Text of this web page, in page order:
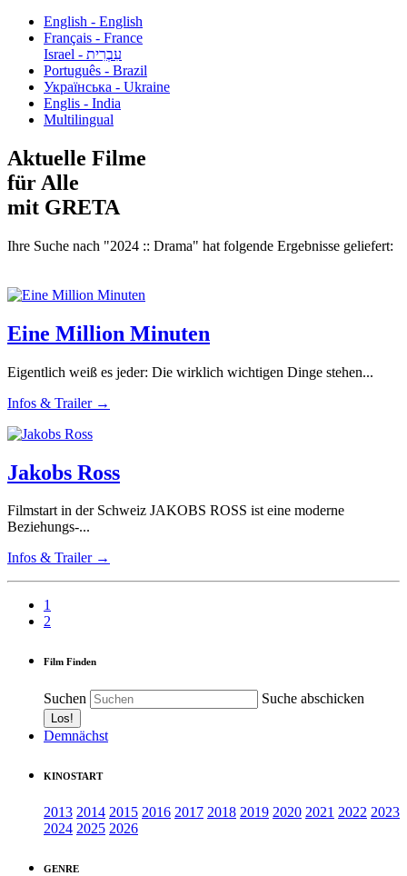
English - English
Français - France
עִבְרִית - Israel
Português - Brazil
Українська - Ukraine
Englis - India
Multilingual
Aktuelle Filme
für Alle
mit GRETA
Ihre Suche nach "2024 :: Drama" hat folgende Ergebnisse geliefert:
Eine Million Minuten
Eigentlich weiß es jeder: Die wirklich wichtigen Dinge stehen...
Infos & Trailer →
Jakobs Ross
Filmstart in der Schweiz JAKOBS ROSS ist eine moderne
Beziehungs-...
Infos & Trailer →
1
2
Film Finden
Suchen Suche abschicken
Demnächst
KINOSTART
2013 2014 2015 2016 2017 2018 2019 2020 2021 2022 2023
2024 2025 2026
GENRE